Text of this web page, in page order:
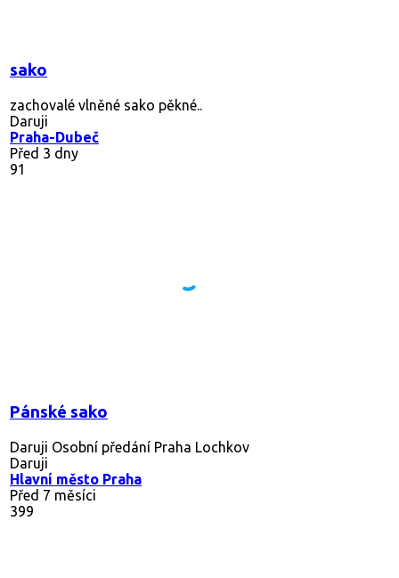
sako
zachovalé vlněné sako pěkné..
Daruji
Praha-Dubeč
Před 3 dny
91
Pánské sako
Daruji Osobní předání Praha Lochkov
Daruji
Hlavní město Praha
Před 7 měsíci
399